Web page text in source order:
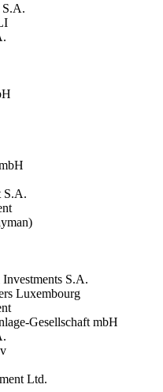
S.A.
S.A.
S.A.
Luxembourg
Gesellschaft mbH
Ltd.